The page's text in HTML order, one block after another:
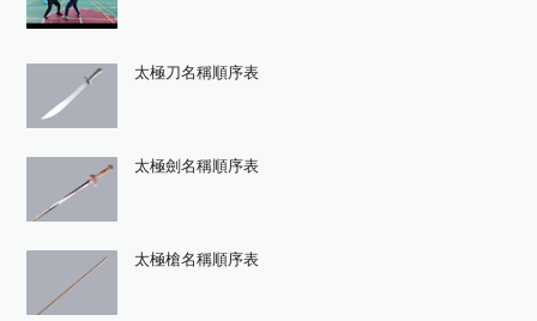
太極刀名稱順序表
太極劍名稱順序表
太極槍名稱順序表